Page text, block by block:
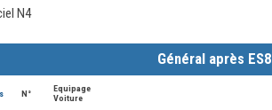
N4
Général après ES8
N°
Equipage
Voiture